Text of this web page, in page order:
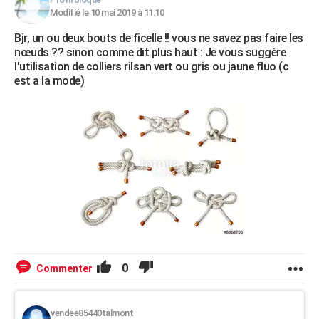
Modifié le 10 mai 2019 à 11:10
Bjr, un ou deux bouts de ficelle !! vous ne savez pas faire les
nœuds ?? sinon comme dit plus haut : Je vous suggère
l'utilisation de colliers rilsan vert ou gris ou jaune fluo (c
est a la mode)
Commenter 0
vendee85440talmont